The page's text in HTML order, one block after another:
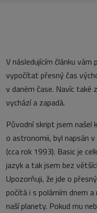
V následujícím článku
vypočítat přesný čas
v daném čase. Navíc
vychází a zapadá.
Původní skript jsem našel
o astronomii, byl napsán
(cca rok 1993). Basic je
jazyk a tak jsem bez
Upozorňuji, že jde o
počítá i s polárním dnem
naší planety. Pokud mu